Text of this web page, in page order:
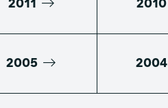
2011 2010
2005 2004